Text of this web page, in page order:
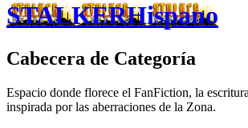
STALKERHispano
Cabecera de Categoría
Espacio donde florece el FanFiction, la
inspirada por las aberraciones de la Zona.